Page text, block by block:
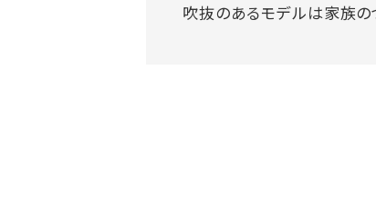
吹抜のあるモデルは家族の